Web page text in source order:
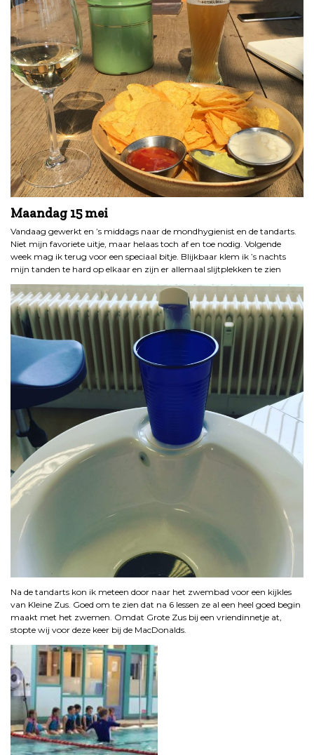
Maandag 15 mei
Vandaag gewerkt en ’s middags naar de mondhygienist en de tandarts.
Niet mijn favoriete uitje, maar helaas toch af en toe nodig. Volgende
week mag ik terug voor een speciaal bitje. Blijkbaar klem ik ’s nachts
mijn tanden te hard op elkaar en zijn er allemaal slijtplekken te zien
Na de tandarts kon ik meteen door naar het zwembad voor een kijkles
van Kleine Zus. Goed om te zien dat na 6 lessen ze al een heel goed begin
maakt met het zwemen. Omdat Grote Zus bij een vriendinnetje at,
stopte wij voor deze keer bij de MacDonalds.